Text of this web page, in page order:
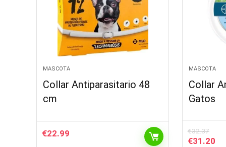
MASCOTA
Collar Antiparasitario 48
cm
€22.99
MASCOTA
Collar
Gatos
€32.37
El
€31.20El